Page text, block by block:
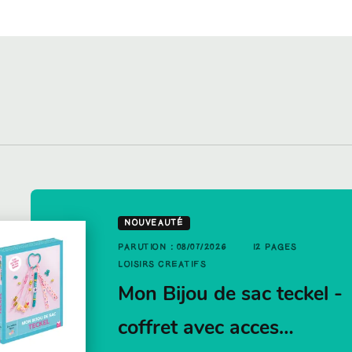
ave…
: 01/10/2025
CRÉATIFS
barrettes de fête à
- coffret…
NOUVEAUTÉ
PARUTION : 08/07/2026
12 PAGES
LOISIRS CRÉATIFS
Mon Bijou de sac teckel -
coffret avec acces…